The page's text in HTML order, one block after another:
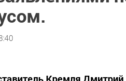
Кремля Дмитрий